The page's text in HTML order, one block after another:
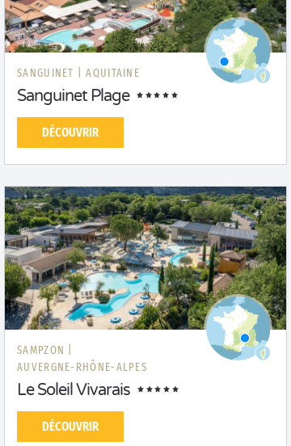
SANGUINET | AQUITAINE
Sanguinet Plage
DÉCOUVRIR
SAMPZON |
AUVERGNE-RHÔNE-ALPES
Le Soleil Vivarais
DÉCOUVRIR